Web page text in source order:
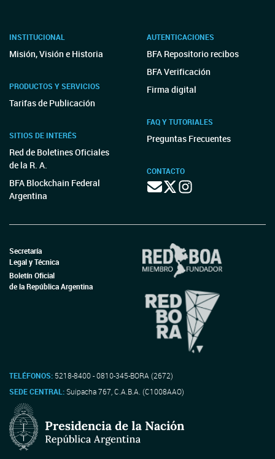
INSTITUCIONAL
Misión, Visión e Historia
PRODUCTOS Y SERVICIOS
Tarifas de Publicación
SITIOS DE INTERÉS
Red de Boletines Oficiales
de la R. A.
BFA Blockchain Federal
Argentina
AUTENTICACIONES
BFA Repositorio recibos
BFA Verificación
Firma digital
FAQ Y TUTORIALES
Preguntas Frecuentes
CONTACTO
Secretaría
Legal y Técnica
Boletín Oficial
de la República Argentina
TELÉFONOS: 5218-8400 - 0810-345-BORA (2672)
SEDE CENTRAL:Suipacha 767, C.A.B.A. (C1008AAO)